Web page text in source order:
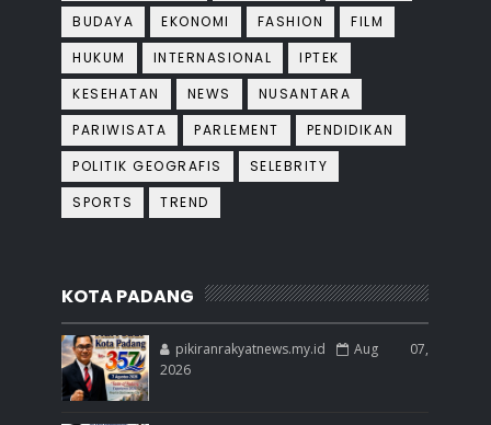
BUDAYA
EKONOMI FASHION
FILM
HUKUM
INTERNASIONAL
IPTEK
KESEHATAN
NEWS
NUSANTARA
PARIWISATA
PARLEMENT
PENDIDIKAN
POLITIK GEOGRAFIS
SELEBRITY
SPORTS
TREND
KOTA PADANG
pikiranrakyatnews.my.id
Aug 07,
2026